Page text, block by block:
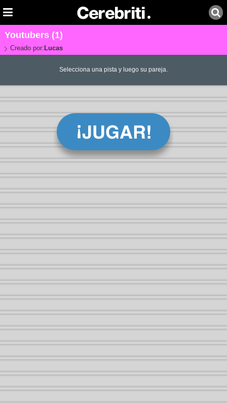
Youtubers (1)
Creado por: Lucas
Selecciona una pista y luego su pareja.